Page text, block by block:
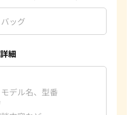
査定
点のブランド品の査定をしており
路を持っており、世界基準での査定
細